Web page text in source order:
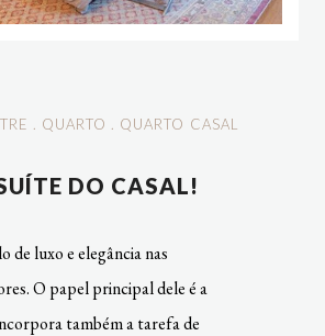
QUARTO QUARTO CASAL
DO CASAL!
de luxo e elegância nas
O papel principal dele é a
também a tarefa de